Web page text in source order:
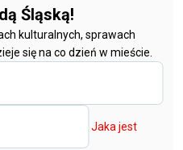
Śląską!
kulturalnych, sprawach
się na co dzień w mieście.
Jaka jest